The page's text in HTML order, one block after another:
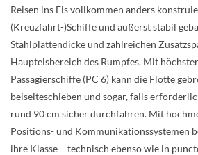
Reisen ins Eis vollkommen anders
(Kreuzfahrt-)Schiffe und äußerst stabil
Stahlplattendicke und zahlreichen
Haupteisbereich des Rumpfes. Mit
Passagierschiffe (PC 6) kann die Flotte
beiseiteschieben und sogar, falls
rund 90 cm sicher durchfahren. Mit
Positions- und Kommunikationssystemen
ihre Klasse – technisch ebenso wie in